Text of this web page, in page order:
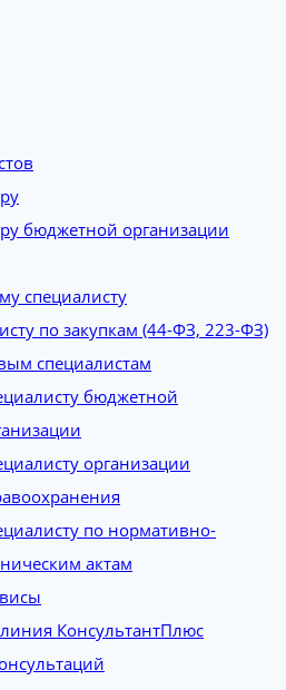
бюджетной организации
специалисту
по закупкам (44-ФЗ, 223-ФЗ)
специалистам
бюджетной
организации
по нормативно-
актам
КонсультантПлюс